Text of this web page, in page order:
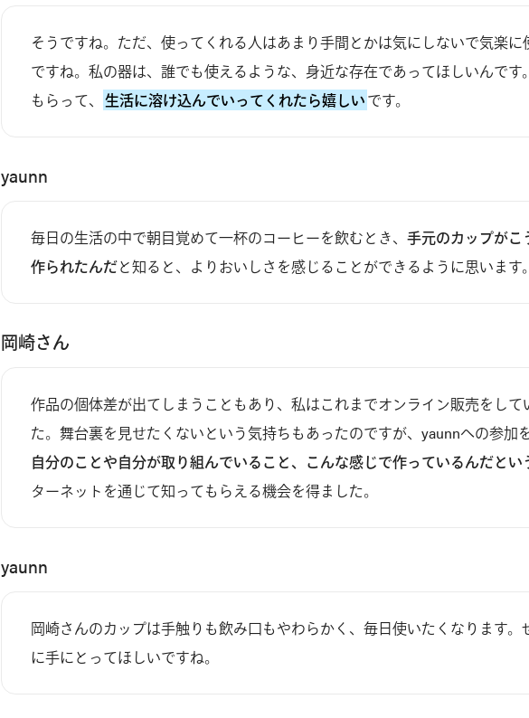
そうですね。ただ、使ってくれる人はあまり手間とかは気にしないで気楽に
ですね。私の器は、誰でも使えるような、身近な存在であってほしいんです
もらって、 生活に溶け込んでいってくれたら嬉しいです。
yaunn
毎日の生活の中で朝目覚めて一杯のコーヒーを飲むとき、 手元のカップがこ
作られたんだと知ると、よりおいしさを感じることができるように思います
岡崎さん
作品の個体差が出てしまうこともあり、私はこれまでオンライン販売をして
た。舞台裏を見せたくないという気持ちもあったのですが、yaunnへの参加
自分のことや自分が取り組んでいること、こんな感じで作っているんだとい
ターネットを通じて知ってもらえる機会を得ました。
yaunn
岡崎さんのカップは手触りも飲み口もやわらかく、毎日使いたくなります。
に手にとってほしいですね。